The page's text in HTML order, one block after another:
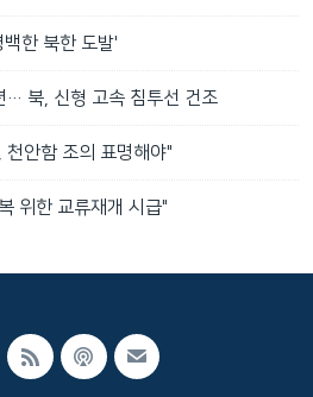
한 북한 도발'
… 북, 신형 고속 침투선 건조
안함 조의 표명해야"
위한 교류재개 시급"